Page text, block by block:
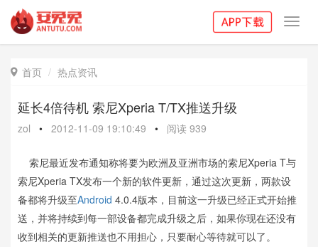
 首页 热点资讯
延长4倍待机 索尼Xperia T/TX推送升级
zol • 2012-11-09 19:10:49 • 阅读 939
索尼最近发布通知称将要为欧洲及亚洲市场的索尼Xperia T与
索尼Xperia TX发布一个新的软件更新，通过这次更新，两款设
备都将升级至Android 4.0.4版本，目前这一升级已经正式开始推
送，并将持续到每一部设备都完成升级之后，如果你现在还没有
收到相关的更新推送也不用担心，只要耐心等待就可以了。